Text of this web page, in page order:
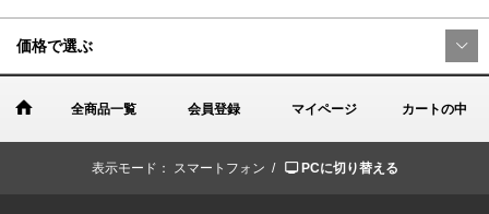
価格で選ぶ
全商品一覧 会員登録 マイページ カートの中
表示モード： スマートフォン / PCに切り替える